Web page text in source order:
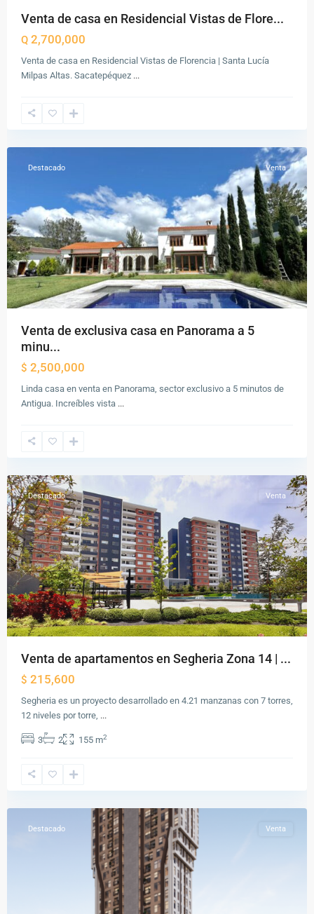
Venta de casa en Residencial Vistas de Flore...
Q 2,700,000
Venta de casa en Residencial Vistas de Florencia | Santa Lucía
Milpas Altas. Sacatepéquez ...
Guatemala
Destacado Venta
Venta de exclusiva casa en Panorama a 5
minu...
$ 2,500,000
Linda casa en venta en Panorama, sector exclusivo a 5 minutos de
Antigua. Increíbles vista ...
Zona
de
Destacado Venta
Venta de apartamentos en Segheria Zona 14 | ...
$ 215,600
Segheria es un proyecto desarrollado en 4.21 manzanas con 7 torres,
12 niveles por torre, ...
3 2 155 m2
11 ,
de
Destacado Venta